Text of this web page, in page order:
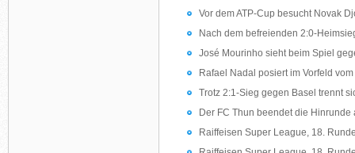
Vor dem ATP-Cup besucht Novak
Nach dem befreienden 2:0-
José Mourinho sieht beim Spiel
Rafael Nadal posiert im Vorfeld
Trotz 2:1-Sieg gegen Basel trennt
Der FC Thun beendet die
Raiffeisen Super League, 18.